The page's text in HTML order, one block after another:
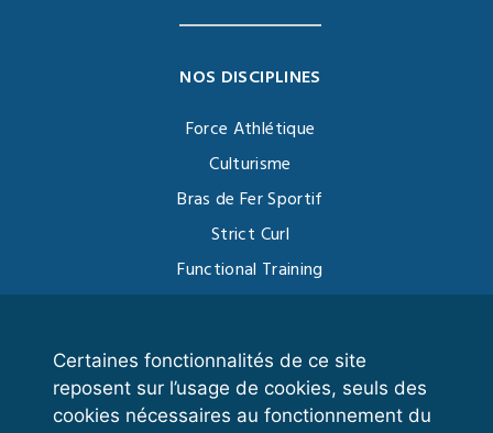
Certaines fonctionnalités de ce site
reposent sur l’usage de cookies, seuls des
cookies nécessaires au fonctionnement du
NOS DISCIPLINES
Force Athlétique
Culturisme
Bras de Fer Sportif
Strict Curl
Functional Training
VOS ESPACES